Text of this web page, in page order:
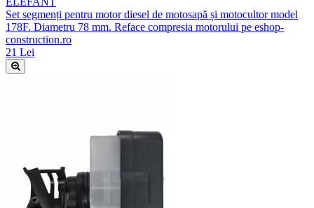
Set segmenți pentru motor diesel de motosapă și motocultor model
178F. Diametru 78 mm. Reface compresia motorului pe eshop-
construction.ro
21 Lei